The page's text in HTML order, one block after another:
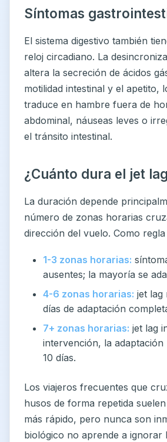
Síntomas
El sistema digestivo también
reloj circadiano. La
altera la secreción de ácidos
motilidad intestinal y el apetito,
traduce en hambre fuera de
abdominal, náuseas leves o
el tránsito intestinal.
¿Cuánto dura el jet
La duración depende
número de zonas horarias
dirección del vuelo. Como
1-3 zonas horarias:
ausentes; la mayoría se
4-6 zonas horarias: jet lag
días de adaptación
7+ zonas horarias: jet lag
intervención, la
10 días.
Los viajeros frecuentes que
husos de forma repetida
más rápido, pero nunca son
biológico no aprende a ignorar